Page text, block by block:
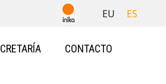
EU ES
CONTACTO
twitteryoutube
instragram